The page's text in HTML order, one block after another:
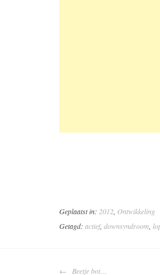
Geplaatst in: 2012 Ontwikkeling
Getagd: actief, downsyndroom
Beetje bot…